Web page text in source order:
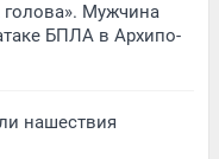
голова». Мужчина
БПЛА в Архипо-
нашествия